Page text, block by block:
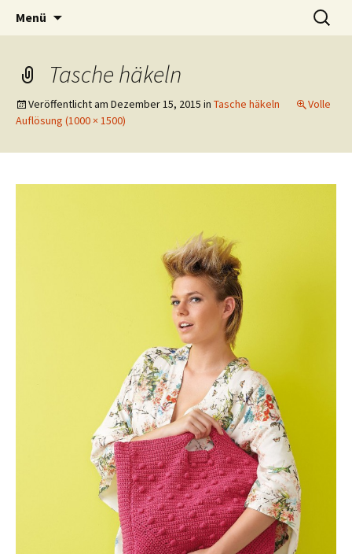
Häkeln
Zubehör und Tipps zum Häkeln
Menü
Suchen
nach:
Tasche häkeln
Veröffentlicht am Dezember 15, 2015 in Tasche häkeln
Volle
Auflösung (1000 × 1500)